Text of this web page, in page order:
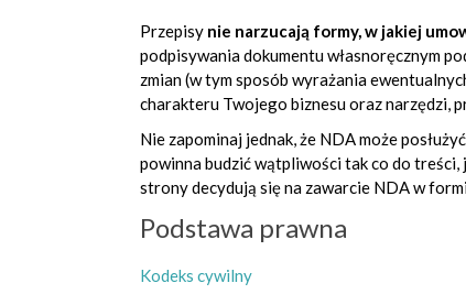
Przepisy nie narzucają formy, w jakiej
podpisywania dokumentuwłasnoręcznym
zmian(w tym sposób wyrażania
charakteru Twojego biznesu oraz narzędzi,
Nie zapominaj jednak, że NDA może
powinna budzić wątpliwości tak co do
strony decydują się na zawarcie NDA w
Podstawa prawna
Kodeks cywilny